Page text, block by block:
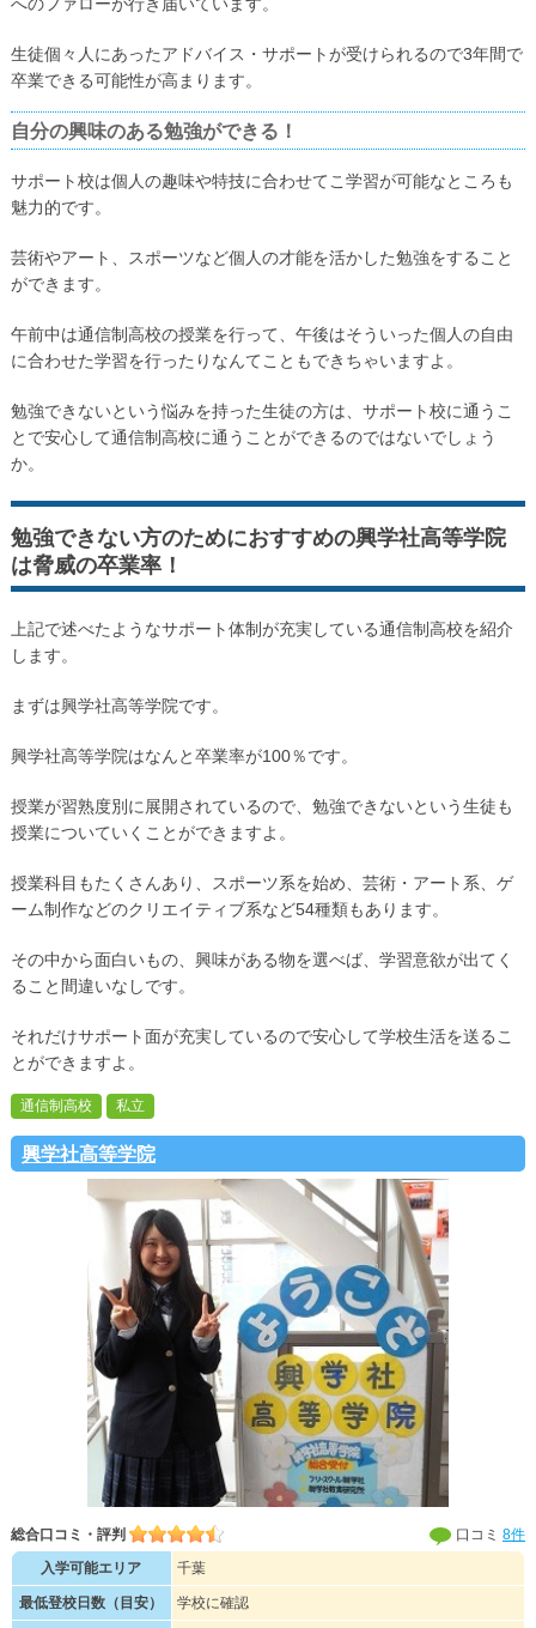
生徒個々人にあったアドバイス・サポートが受けられるので3年間で
卒業できる可能性が高まります。
自分の興味のある勉強ができる！
サポート校は個人の趣味や特技に合わせてこ学習が可能なところも
魅力的です。
芸術やアート、スポーツなど個人の才能を活かした勉強をすること
ができます。
午前中は通信制高校の授業を行って、午後はそういった個人の自由
に合わせた学習を行ったりなんてこともできちゃいますよ。
勉強できないという悩みを持った生徒の方は、サポート校に通うこ
とで安心して通信制高校に通うことができるのではないでしょう
か。
勉強できない方のためにおすすめの興学社高等学院
は脅威の卒業率！
上記で述べたようなサポート体制が充実している通信制高校を紹介
します。
まずは興学社高等学院です。
興学社高等学院はなんと卒業率が100％です。
授業が習熟度別に展開されているので、勉強できないという生徒も
授業についていくことができますよ。
授業科目もたくさんあり、スポーツ系を始め、芸術・アート系、ゲ
ーム制作などのクリエイティブ系など54種類もあります。
その中から面白いもの、興味がある物を選べば、学習意欲が出てく
ること間違いなしです。
それだけサポート面が充実しているので安心して学校生活を送るこ
とができますよ。
興学社高等学院
通信制高校 私立
総合口コミ・評判 口コミ8件
入学可能エリア
千葉
最低登校日数（目安） 学校に確認